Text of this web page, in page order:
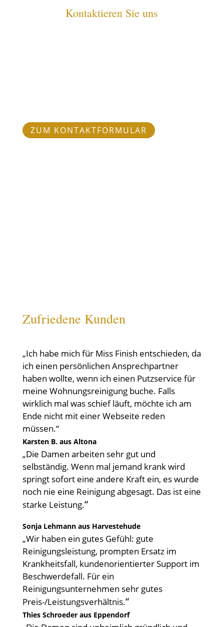
Kontaktieren Sie uns
ZUM KONTAKTFORMULAR
Zufriedene Kunden
„Ich habe mich für Miss Finish entschieden, da
ich einen persönlichen Ansprechpartner
haben wollte, wenn ich einen Putzservice für
meine Wohnungsreinigung buche. Falls
wirklich mal was schief läuft, möchte ich am
Ende nicht mit einer Webseite reden
müssen.“
Karsten B. aus Altona
„Die Damen arbeiten sehr gut und
selbständig. Wenn mal jemand krank wird
springt sofort eine andere Kraft ein, es wurde
noch nie eine Reinigung abgesagt. Das ist eine
starke Leistung.“
Sonja Lehmann aus Harvestehude
„Wir haben ein gutes Gefühl: gute
Reinigungsleistung, prompten Ersatz im
Krankheitsfall, kundenorientierter Support im
Beschwerdefall. Für ein
Reinigungsunternehmen sehr gutes
Preis-/Leistungsverhältnis.“
Thies Schroeder aus Eppendorf